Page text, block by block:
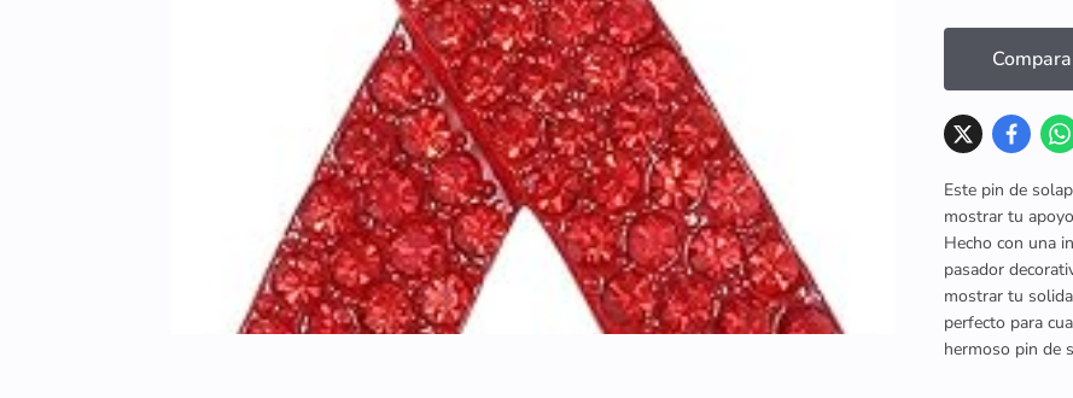
Este pin de
mostrar tu
Hecho con una
pasador
mostrar tu
perfecto para
hermoso pin de